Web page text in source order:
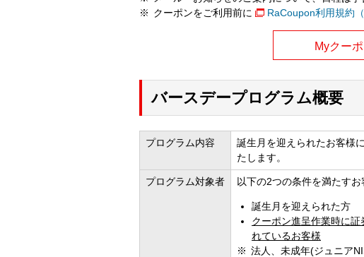
クーポンをご利用前に
RaCoupon利用規約
Myクー
バースデープログラム概要
プログラム内容
誕生月を迎えられたお客様
たします。
プログラム対象者 以下の2つの条件を満たす
誕生月を迎えられた方
クーポン進呈作業時に
れているお客様
法人、未成年(ジュニア